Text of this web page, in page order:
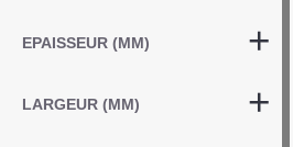
EPAISSEUR (MM)
LARGEUR (MM)